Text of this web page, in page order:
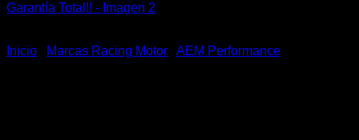
Inicio Marcas Racing Motor AEM Performance